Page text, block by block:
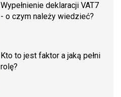
Wypełnienie deklaracji VAT7
- o czym należy wiedzieć?
Kto to jest faktor a jaką pełni
rolę?